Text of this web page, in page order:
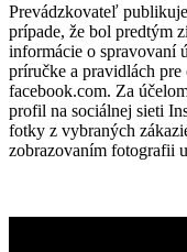
Prevádzkovateľ
prípade, že bol predtým
informácie o spravovaní
príručke a pravidlách
facebook.com. Za
profil na sociálnej sieti
fotky z vybraných
zobrazovaním fotografii